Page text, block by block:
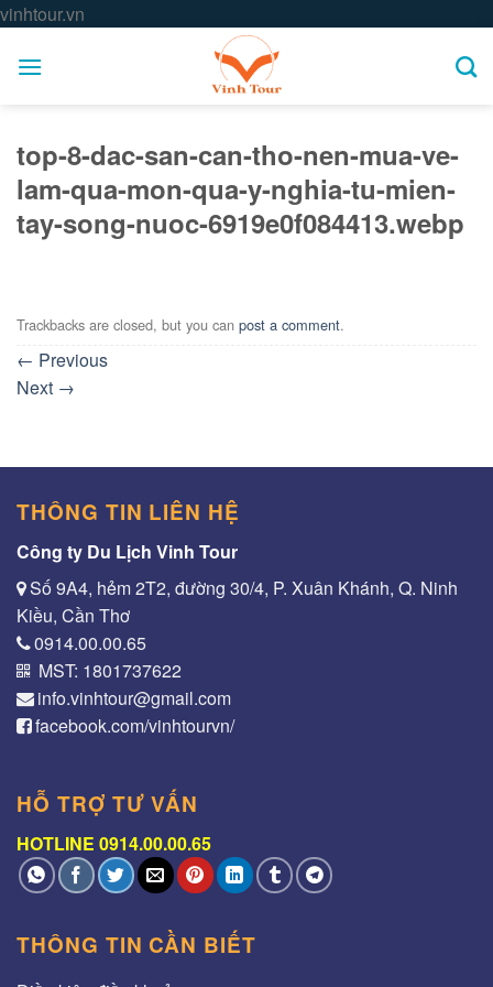
vinhtour.vn
top-8-dac-san-can-tho-nen-mua-ve-
lam-qua-mon-qua-y-nghia-tu-mien-
tay-song-nuoc-6919e0f084413.webp
Trackbacks are closed, but you can post a comment.
← Previous
Next →
THÔNG TIN LIÊN HỆ
Công ty Du Lịch Vinh Tour
Số 9A4, hẻm 2T2, đường 30/4, P. Xuân Khánh, Q. Ninh
Kiều, Cần Thơ
0914.00.00.65
MST: 1801737622
info.vinhtour@gmail.com
facebook.com/vinhtourvn/
HỖ TRỢ TƯ VẤN
HOTLINE 0914.00.00.65
THÔNG TIN CẦN BIẾT